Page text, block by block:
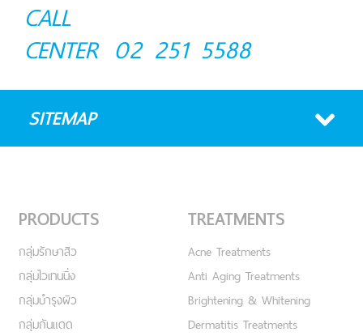
CALL
CENTER 02 251 5588
SITEMAP
PRODUCTS
กลุ่มรักษาสิว
กลุ่มไวเทนนิ่ง
กลุ่มบำรุงผิว
กลุ่มกันแดด
TREATMENTS
Acne Treatments
Anti Aging Treatments
Brightening & Whitening
Dermatitis Treatments